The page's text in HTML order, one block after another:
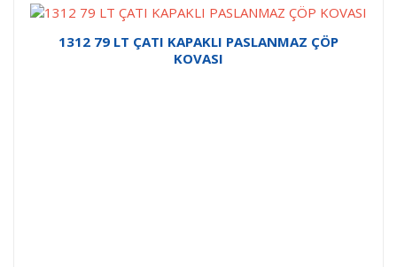
1312 79 LT ÇATI KAPAKLI PASLANMAZ ÇÖP
KOVASI